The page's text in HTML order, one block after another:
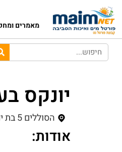
מאמרים
יונקס
הסוללים 5 בת ים
אודות: